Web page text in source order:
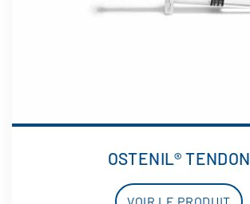
OSTENIL® TENDON